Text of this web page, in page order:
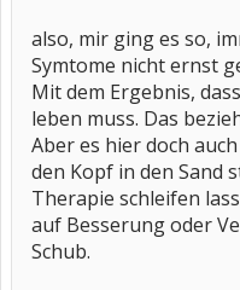
also, mir ging es so,
Symtome nicht ernst
Mit dem Ergebnis,
leben muss. Das
Aber es hier doch
den Kopf in den Sand
Therapie schleifen
auf Besserung oder
Schub.